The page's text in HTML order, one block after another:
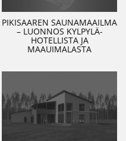
PIKISAAREN SAUNAMAAILMA
– LUONNOS KYLPYLÄ-
HOTELLISTA JA
MAAUIMALASTA